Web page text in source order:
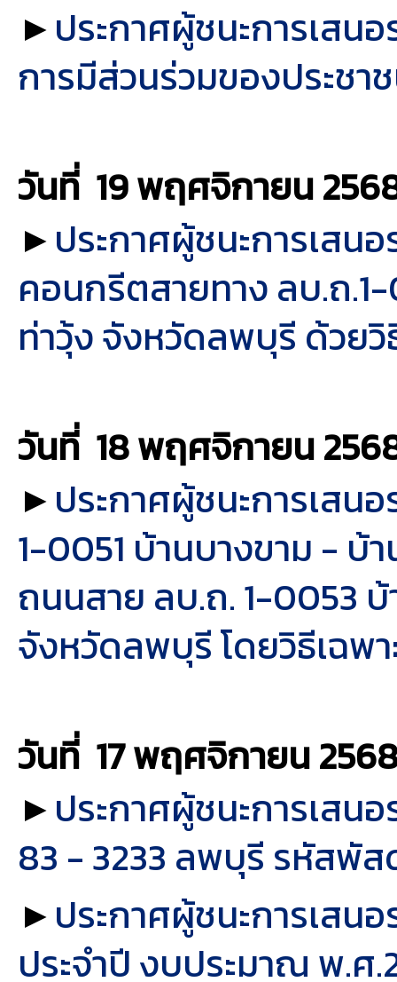
►ประกาศผู้ชนะการเสน
การมีส่วนร่วมของประชา
วันที่ 19 พฤศจิกายน
►ประกาศผู้ชนะการเสน
คอนกรีตสายทาง ลบ.ถ
ท่าวุ้ง จังหวัดลพบุรี ด้วย
วันที่ 18 พฤศจิกายน
►ประกาศผู้ชนะการเสน
1-0051 บ้านบางขาม - บ้
ถนนสาย ลบ.ถ. 1-0053
จังหวัดลพบุรี โดยวิธีเฉพา
วันที่ 17 พฤศจิกายน
►ประกาศผู้ชนะการเสน
83 - 3233 ลพบุรี รหัสพัส
►ประกาศผู้ชนะการเสน
ประจำปี งบประมาณ พ.ศ